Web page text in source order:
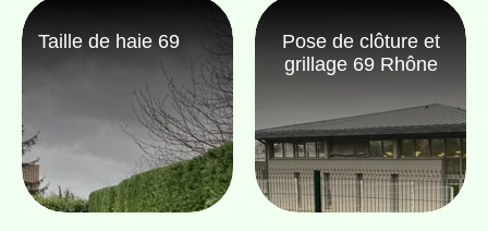
Taille de haie 69
Pose de clôture et
grillage 69 Rhône